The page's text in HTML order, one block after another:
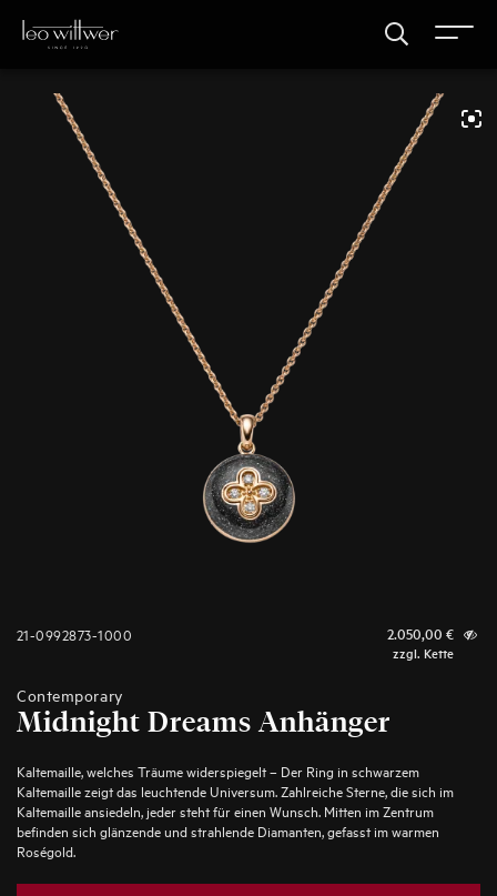
21-0992873-1000 2.050,00 €
zzgl. Kette
Contemporary
Midnight Dreams Anhänger
Kaltemaille, welches Träume widerspiegelt – Der Ring in schwarzem
Kaltemaille zeigt das leuchtende Universum. Zahlreiche Sterne, die sich im
Kaltemaille ansiedeln, jeder steht für einen Wunsch. Mitten im Zentrum
befinden sich glänzende und strahlende Diamanten, gefasst im warmen
Roségold.